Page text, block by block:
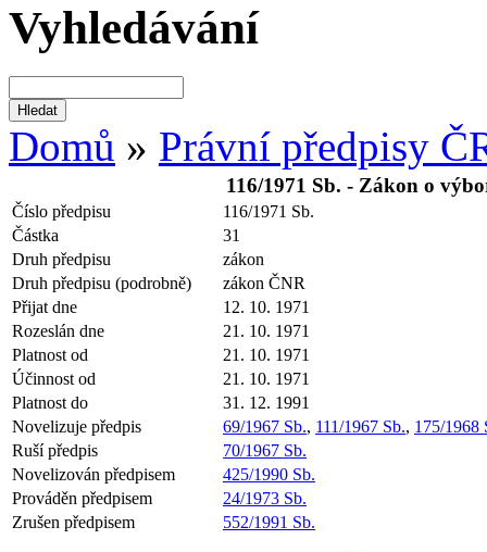
Vyhledávání
Domů » Právní předpisy
116/1971 Sb. - Zákon o
Číslo předpisu
116/1971 Sb.
Částka
31
Druh předpisu
zákon
Druh předpisu (podrobně)
zákon ČNR
Přijat dne
12. 10. 1971
Rozeslán dne
21. 10. 1971
Platnost od
21. 10. 1971
Účinnost od
21. 10. 1971
Platnost do
31. 12. 1991
Novelizuje předpis
69/1967 Sb., 111/1967 Sb., 175/1968
Ruší předpis
70/1967 Sb.
Novelizován předpisem
425/1990 Sb.
Prováděn předpisem
24/1973 Sb.
Zrušen předpisem
552/1991 Sb.